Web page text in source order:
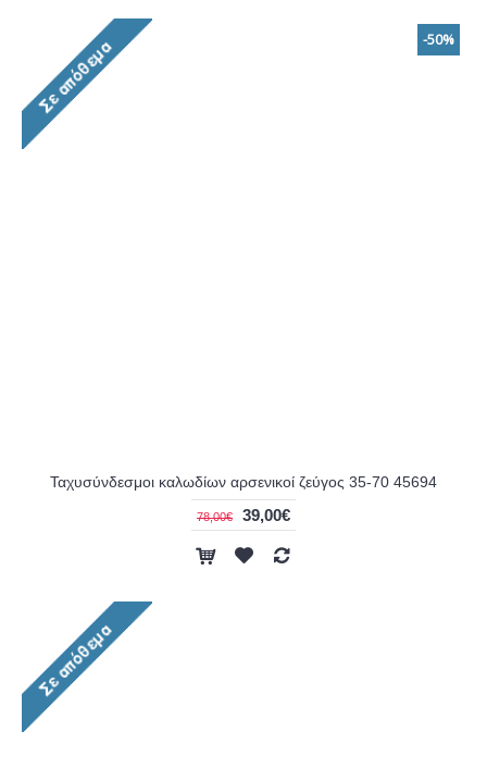
-50%
Ταχυσύνδεσμοι καλωδίων αρσενικοί ζεύγος 35-70 45694
78,00€ 39,00€